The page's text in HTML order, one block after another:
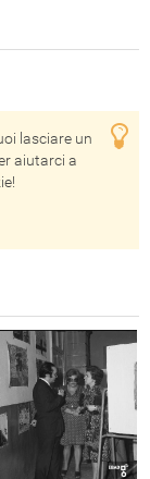
lasciare un
aiutarci a